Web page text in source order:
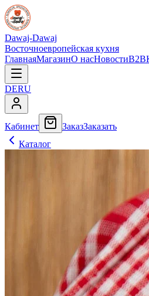
Dawaj-Dawaj
Восточноевропейская кухня
ГлавнаяМагазинО насНовостиB2B
DERU
Кабинет ЗаказЗаказать
Каталог